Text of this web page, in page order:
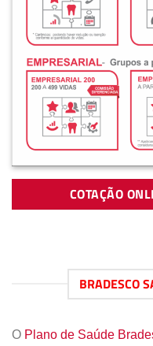
COTAÇÃO
BRADESCO
O Plano de Saúde